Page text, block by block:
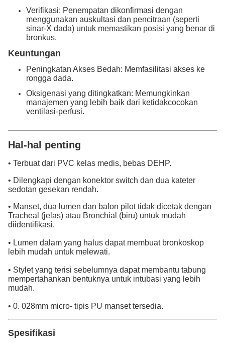
Verifikasi: Penempatan dikonfirmasi dengan
menggunakan auskultasi dan pencitraan (seperti
sinar-X dada) untuk memastikan posisi yang benar di
bronkus.
Keuntungan
Peningkatan Akses Bedah: Memfasilitasi akses ke
rongga dada.
Oksigenasi yang ditingkatkan: Memungkinkan
manajemen yang lebih baik dari ketidakcocokan
ventilasi-perfusi.
Hal-hal penting
• Terbuat dari PVC kelas medis, bebas DEHP.
• Dilengkapi dengan konektor switch dan dua kateter
sedotan gesekan rendah.
• Manset, dua lumen dan balon pilot tidak dicetak dengan
Tracheal (jelas) atau Bronchial (biru) untuk mudah
diidentifikasi.
• Lumen dalam yang halus dapat membuat bronkoskop
lebih mudah untuk melewati.
• Stylet yang terisi sebelumnya dapat membantu tabung
mempertahankan bentuknya untuk intubasi yang lebih
mudah.
• 0. 028mm micro- tipis PU manset tersedia.
Spesifikasi